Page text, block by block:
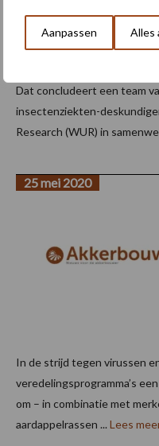
Aanpassen Alles
Dat concludeert een team
insectenziekten-
Research (WUR) in
25 mei 2020
In de strijd tegen virussen
veredelingsprogramma’s
om – in combinatie met
aardappelrassen ... Lees